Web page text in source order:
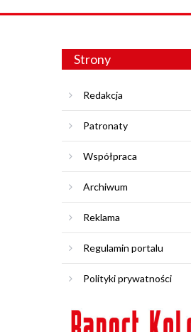
Strony
Redakcja
Patronaty
Współpraca
Archiwum
Reklama
Regulamin portalu
Polityki prywatności